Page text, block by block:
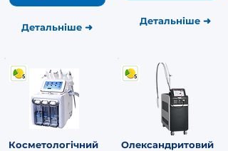
Детальніше ➜
Детальніше ➜
Косметологічний
Олександритовий